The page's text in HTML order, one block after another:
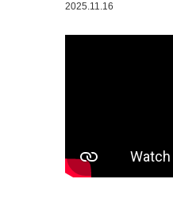
2025.11.16